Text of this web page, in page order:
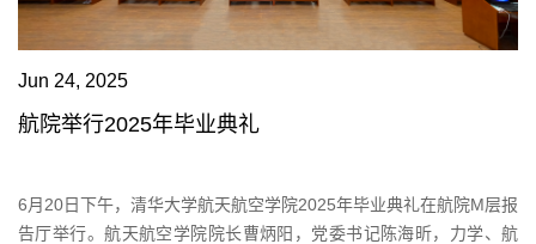
Jun 24, 2025
航院举行2025年毕业典礼
6月20日下午，清华大学航天航空学院2025年毕业典礼在航院M层报
告厅举行。航天航空学院院长曹炳阳，党委书记陈海昕，力学、航